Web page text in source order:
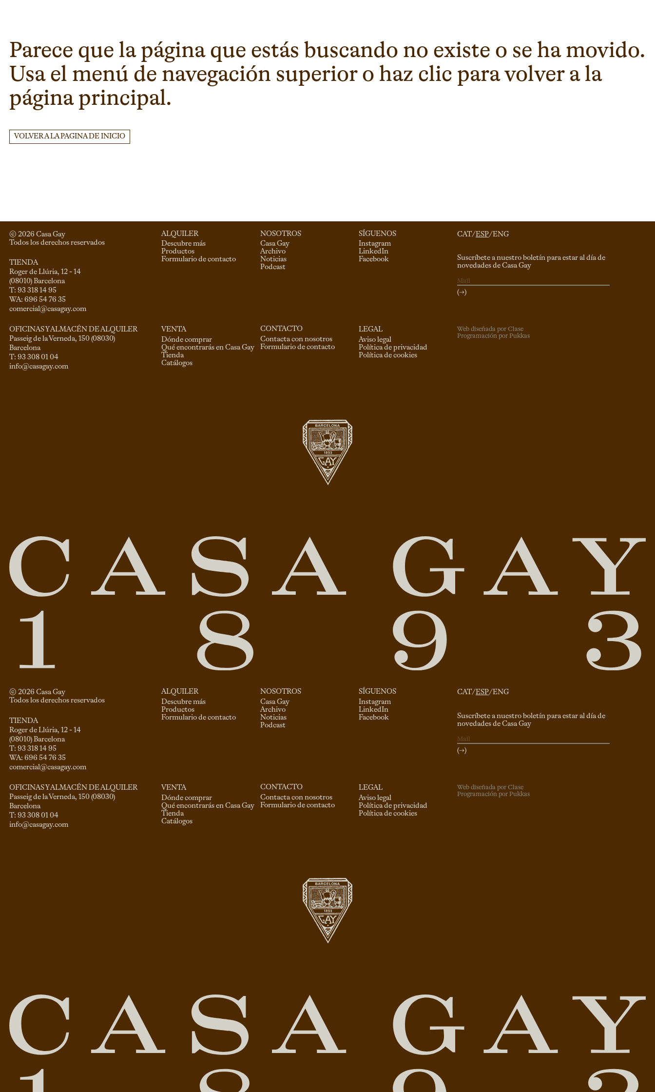
Parece que la página que estás buscando no existe o se ha movido.
Usa el menú de navegación superior o haz clic para volver a la
página principal.
VOLVER A LA PAGINA DE INICIO
© 2026 Casa Gay
Todos los derechos reservados
TIENDA
Roger de Llúria, 12 - 14
(08010) Barcelona
T: 93 318 14 95
comercial@casagay.com
OFICINAS Y ALMACÉN DE ALQUILER
Passeig de la Verneda, 150 (08030)
Barcelona
T: 93 308 01 04
info@casagay.com
ALQUILER
Descubre más
Productos
Formulario de contacto
VENTA
Dónde comprar
Qué encontrarás en Casa Gay
Tienda
Catálogos
NOSOTROS
Casa Gay
Archivo
Noticias
Podcast
CONTACTO
Contacta con nosotros
Formulario de contacto
SÍGUENOS
Instagram
LinkedIn
Facebook
LEGAL
Aviso legal
Política de privacidad
Política de cookies
CAT/ESP/ENG
Suscríbete a nuestro boletín para estar al día de
novedades de Casa Gay
(→)
Web diseñada por Clase
Programación por Pukkas
© 2026 Casa Gay
Todos los derechos reservados
TIENDA
Roger de Llúria, 12 - 14
(08010) Barcelona
T: 93 318 14 95
comercial@casagay.com
OFICINAS Y ALMACÉN DE ALQUILER
Passeig de la Verneda, 150 (08030)
Barcelona
T: 93 308 01 04
info@casagay.com
ALQUILER
Descubre más
Productos
Formulario de contacto
VENTA
Dónde comprar
Qué encontrarás en Casa Gay
Tienda
Catálogos
NOSOTROS
Casa Gay
Archivo
Noticias
Podcast
CONTACTO
Contacta con nosotros
Formulario de contacto
SÍGUENOS
Instagram
LinkedIn
Facebook
LEGAL
Aviso legal
Política de privacidad
Política de cookies
CAT/ESP/ENG
Suscríbete a nuestro boletín para estar al día de
novedades de Casa Gay
(→)
Web diseñada por Clase
Programación por Pukkas